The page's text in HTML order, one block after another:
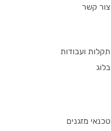
צור קשר
תקלות ועבודות
בלוג
טכנאי מזגנים